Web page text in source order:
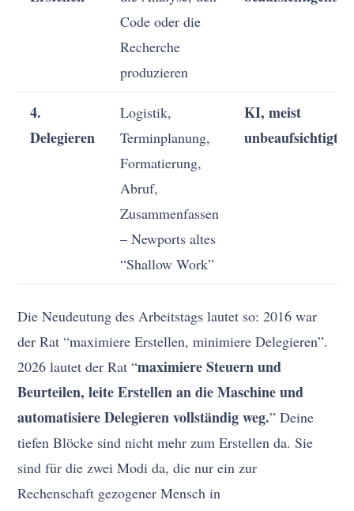
Code oder die
Recherche
produzieren
4.
Delegieren
Logistik,
Terminplanung,
Formatierung,
Abruf,
Zusammenfassen
– Newports altes
“Shallow Work”
KI, meist
unbeaufsichtigt
Die Neudeutung des Arbeitstags lautet so: 2016 war
der Rat “maximiere Erstellen, minimiere Delegieren”.
2026 lautet der Rat “maximiere Steuern und
Beurteilen, leite Erstellen an die Maschine und
automatisiere Delegieren vollständig weg.” Deine
tiefen Blöcke sind nicht mehr zum Erstellen da. Sie
sind für die zwei Modi da, die nur ein zur
Rechenschaft gezogener Mensch in